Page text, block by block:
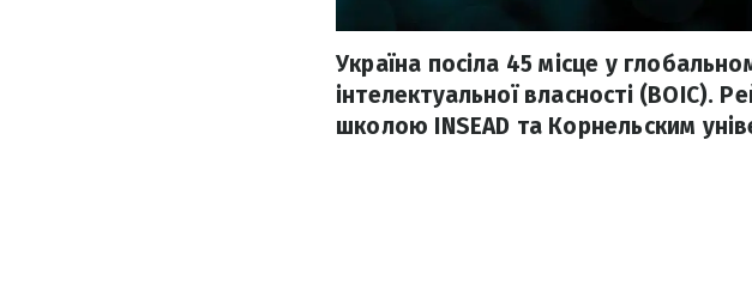
Україна посіла 45 місце у
інтелектуальної власності (ВОІС).
школою ІNSEAD та Корнельским